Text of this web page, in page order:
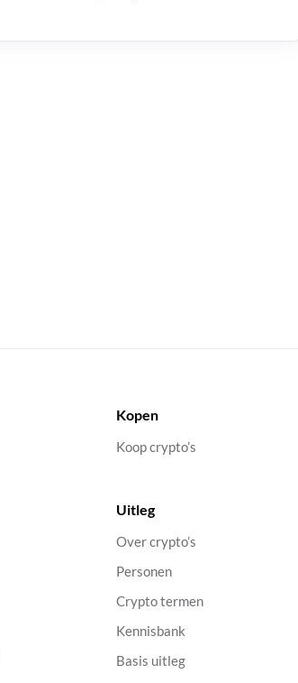
Kopen
Koop crypto’s
Uitleg
Over crypto’s
Personen
Crypto termen
Kennisbank
Basis uitleg